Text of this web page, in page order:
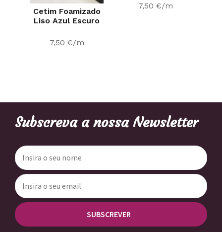
Cetim Foamizado
Liso Azul Escuro
7,50 €/m
7,50 €/m
Subscreva a nossa Newsletter